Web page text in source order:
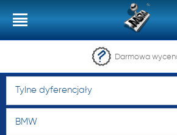
Darmowa
Tylne dyferencjały
BMW